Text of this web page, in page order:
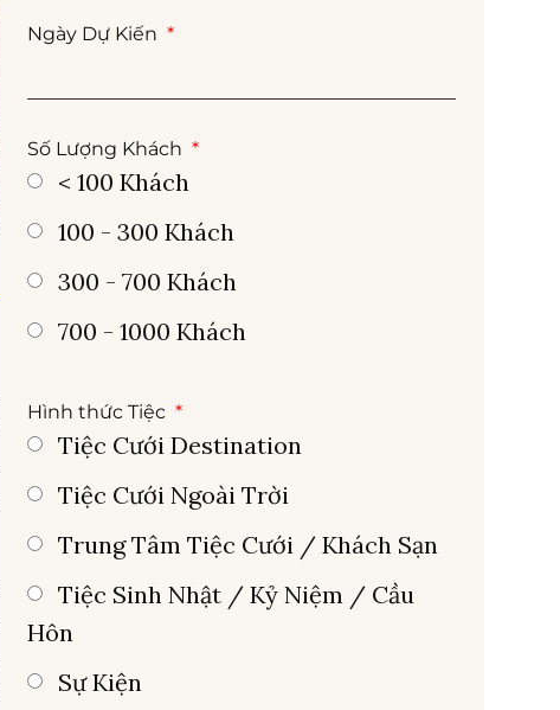
Ngày Dự Kiến
Số Lượng Khách
< 100 Khách
100 - 300 Khách
300 - 700 Khách
700 - 1000 Khách
Hình thức Tiệc
Tiệc Cưới Destination
Tiệc Cưới Ngoài Trời
Trung Tâm Tiệc Cưới / Khách Sạn
Tiệc Sinh Nhật / Kỷ Niệm / Cầu
Hôn
Sự Kiện